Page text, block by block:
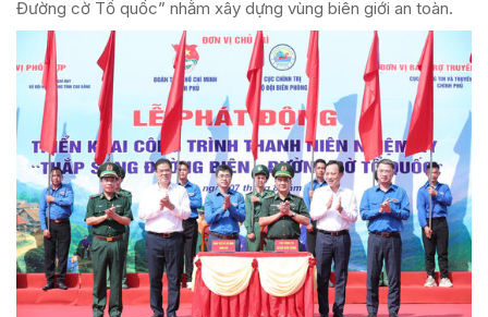
Đường cờ Tổ quốc” nhằm xây dựng vùng biên giới an toàn.